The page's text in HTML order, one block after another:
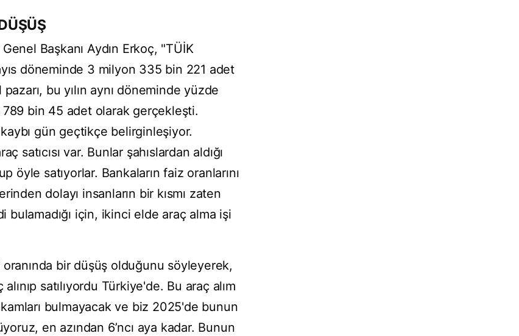
Başkanı Aydın Erkoç, "TÜİK
döneminde 3 milyon 335 bin 221 adet
bu yılın aynı döneminde yüzde
bin 45 adet olarak gerçekleşti.
gün geçtikçe belirginleşiyor.
satıcısı var. Bunlar şahıslardan aldığı
öyle satıyorlar. Bankaların faiz oranlarını
dolayı insanların bir kısmı zaten
bulamadığı için, ikinci elde araç alma işi
bir düşüş olduğunu söyleyerek,
satılıyordu Türkiye'de. Bu araç alım
bulmayacak ve biz 2025'de bunun
en azından 6’ncı aya kadar. Bunun